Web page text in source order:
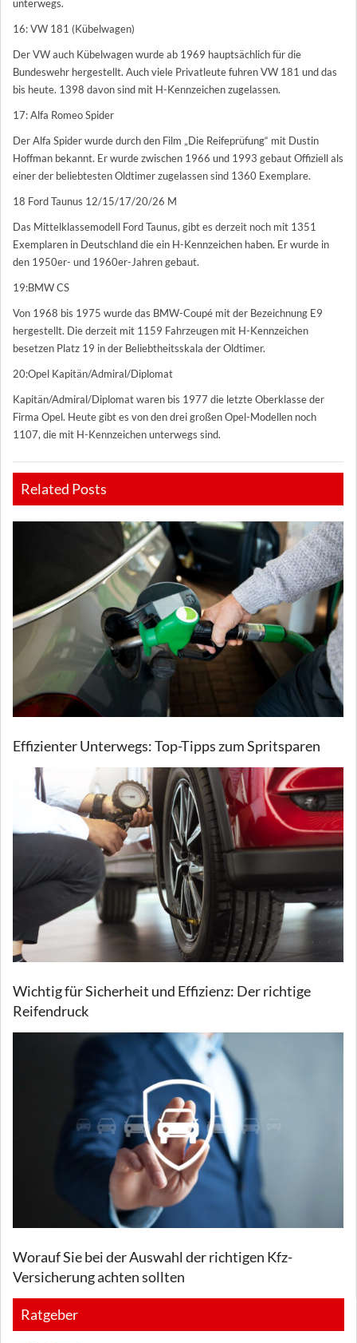
unterwegs.
16: VW 181 (Kübelwagen)
Der VW auch Kübelwagen wurde ab 1969 hauptsächlich für die
Bundeswehr hergestellt. Auch viele Privatleute fuhren VW 181 und das
bis heute. 1398 davon sind mit H-Kennzeichen zugelassen.
17: Alfa Romeo Spider
Der Alfa Spider wurde durch den Film „Die Reifeprüfung“ mit Dustin
Hoffman bekannt. Er wurde zwischen 1966 und 1993 gebaut Offiziell als
einer der beliebtesten Oldtimer zugelassen sind 1360 Exemplare.
18 Ford Taunus 12/15/17/20/26 M
Das Mittelklassemodell Ford Taunus, gibt es derzeit noch mit 1351
Exemplaren in Deutschland die ein H-Kennzeichen haben. Er wurde in
den 1950er- und 1960er-Jahren gebaut.
19:BMW CS
Von 1968 bis 1975 wurde das BMW-Coupé mit der Bezeichnung E9
hergestellt. Die derzeit mit 1159 Fahrzeugen mit H-Kennzeichen
besetzen Platz 19 in der Beliebtheitsskala der Oldtimer.
20:Opel Kapitän/Admiral/Diplomat
Kapitän/Admiral/Diplomat waren bis 1977 die letzte Oberklasse der
Firma Opel. Heute gibt es von den drei großen Opel-Modellen noch
1107, die mit H-Kennzeichen unterwegs sind.
Related Posts
Effizienter Unterwegs: Top-Tipps zum Spritsparen
Wichtig für Sicherheit und Effizienz: Der richtige
Reifendruck
Worauf Sie bei der Auswahl der richtigen Kfz-
Versicherung achten sollten
Ratgeber